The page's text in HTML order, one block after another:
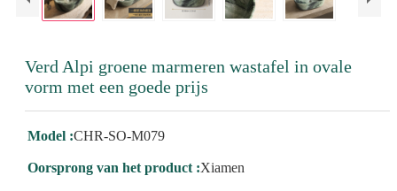
Verd Alpi groene marmeren wastafel in ovale
vorm met een goede prijs
Model :CHR-SO-M079
Oorsprong van het product :Xiamen